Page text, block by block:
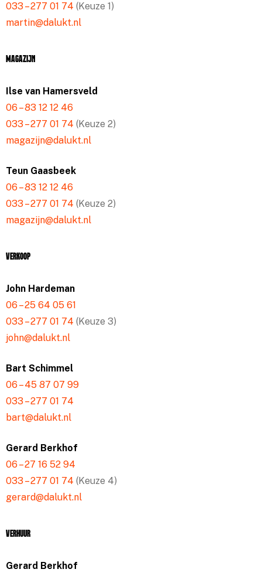
033 – 277 01 74 (Keuze 1)
martin@dalukt.nl
Magazijn
Ilse van Hamersveld
06 – 83 12 12 46
033 – 277 01 74 (Keuze 2)
magazijn@dalukt.nl
Teun Gaasbeek
06 – 83 12 12 46
033 – 277 01 74 (Keuze 2)
magazijn@dalukt.nl
Verkoop
John Hardeman
06 – 25 64 05 61
033 – 277 01 74 (Keuze 3)
john@dalukt.nl
Bart Schimmel
06 – 45 87 07 99
033 – 277 01 74
bart@dalukt.nl
Gerard Berkhof
06 – 27 16 52 94
033 – 277 01 74 (Keuze 4)
gerard@dalukt.nl
Verhuur
Gerard Berkhof